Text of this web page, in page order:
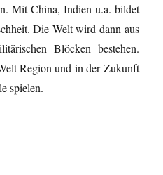
Mit China, Indien u.a. bildet
Die Welt wird dann aus
Blöcken bestehen.
Region und in der Zukunft
spielen.